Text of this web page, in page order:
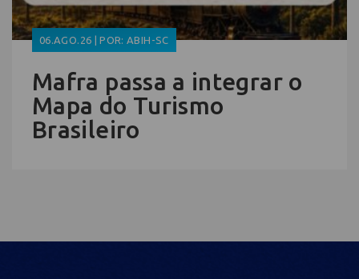
06.AGO.26 | POR: ABIH-SC
Mafra passa a integrar o
Mapa do Turismo
Brasileiro